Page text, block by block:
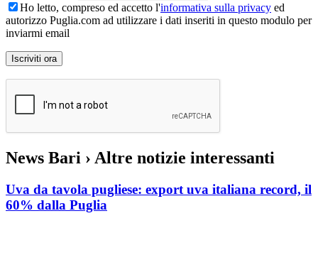
Ho letto, compreso ed accetto l'informativa sulla privacy ed
autorizzo Puglia.com ad utilizzare i dati inseriti in questo modulo per
inviarmi email
News Bari › Altre notizie interessanti
Uva da tavola pugliese: export uva italiana record, il
60% dalla Puglia